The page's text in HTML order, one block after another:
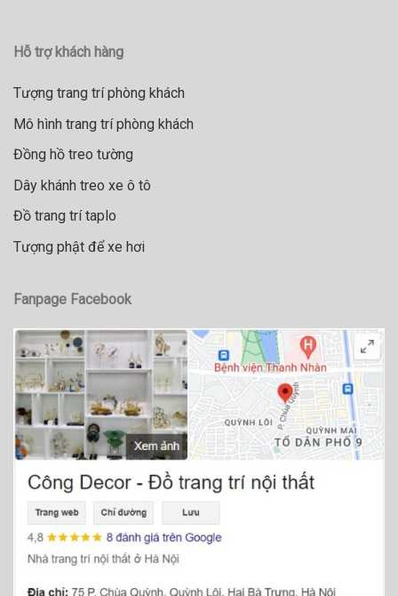
Hỗ trợ khách hàng
Tượng trang trí phòng khách
Mô hình trang trí phòng khách
Đồng hồ treo tường
Dây khánh treo xe ô tô
Đồ trang trí taplo
Tượng phật để xe hơi
Fanpage Facebook